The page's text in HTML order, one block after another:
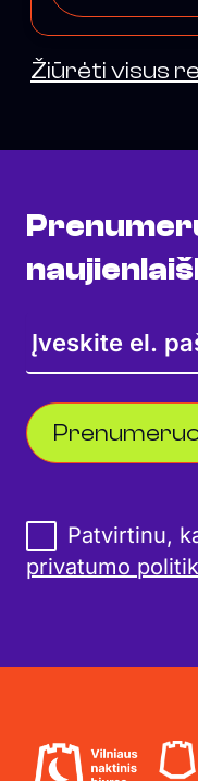
Žiūrėti visus
Patvirtinu,
privatumo